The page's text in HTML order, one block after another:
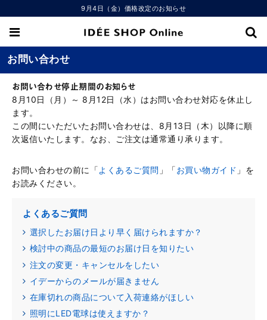
9月4日（金）価格改定のお知らせ
お問い合わせ
お問い合わせ停止期間のお知らせ
8月10日（月）～ 8月12日（水）はお問い合わせ対応を休止し
ます。
この間にいただいたお問い合わせは、8月13日（木）以降に順
次返信いたします。なお、ご注文は通常通り承ります。
お問い合わせの前に「よくあるご質問 」「お買い物ガイド 」を
お読みください。
よくあるご質問
選択したお届け日より早く届けられますか？
検討中の商品の最短のお届け日を知りたい
注文の変更・キャンセルをしたい
イデーからのメールが届きません
在庫切れの商品について入荷連絡がほしい
照明にLED電球は使えますか？